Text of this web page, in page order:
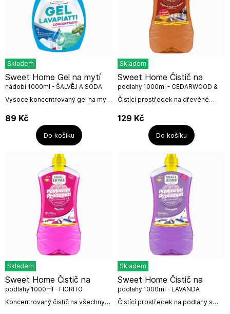
Skladem
Vysoce koncentrovaný gel na mytí
Nádoba má praktickou pumpičku
na dávkování.Objem:...
Sweet Home Gel na mytí
nádobí 1000ml - ŠALVĚJ A SODA
89 Kč
Do košíku
Skladem
Čistící prostředek na dřevěné
a odmašťuje, Bez oprachování,
nezanechává...
Sweet Home Čistič na
podlahy 1000ml - CEDARWOOD &
AMBER
129 Kč
Do košíku
Skladem
Koncentrovaný čistič na všechny
Sweet Home Čistič na
podlahy 1000ml - FIORITO
Skladem
Čistící prostředek na podlahy s
Sweet Home Čistič na
podlahy 1000ml - LAVANDA